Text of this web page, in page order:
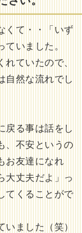
くて・・「いず
いました。
ていたので、
自然な流れでし
戻る事は話をし
、不安というの
お友達になれ
大丈夫だよ」っ
てくることがで
ました（笑）